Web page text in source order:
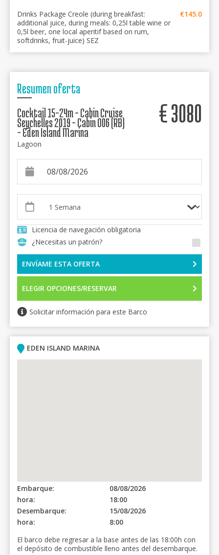
Drinks Package Creole (during breakfast:
additional juice, during meals: 0,25l table wine or
0,5l beer, one local aperitif based on rum,
softdrinks, fruit-juice) SEZ
€145.0
Resumen oferta
Cocktail 15-24m - Cabin Cruise
Seychelles 2019 - Cabin O06 (RB)
- Eden Island Marina
Lagoon
€3080
Licencia de navegación obligatoria
¿Necesitas un patrón?
ENVÍAME ESTA OFERTA
ELEGIR OPCIONES/RESERVAR
Solicitar información para este Barco
EDEN ISLAND MARINA
Embarque:
08/08/2026
hora:
18:00
Desembarque:
15/08/2026
hora:
8:00
El barco debe regresar a la base antes de las 18:00h con
el depósito de combustible lleno antes del desembarque.